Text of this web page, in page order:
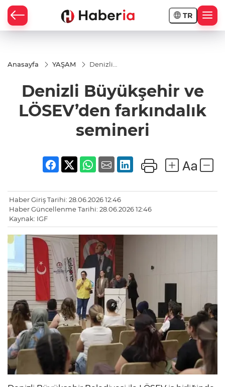
TR
Anasayfa YAŞAM
Denizli
LÖSEV’den
farkındalık
semineri
Denizli Büyükşehir ve
LÖSEV’den farkındalık
semineri
Haber Giriş Tarihi: 28.06.2026 12:46
Haber Güncellenme Tarihi: 28.06.2026 12:46
Kaynak: IGF